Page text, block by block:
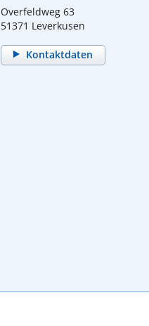
Overfeldweg 63
51371 Leverkusen
Kontaktdaten